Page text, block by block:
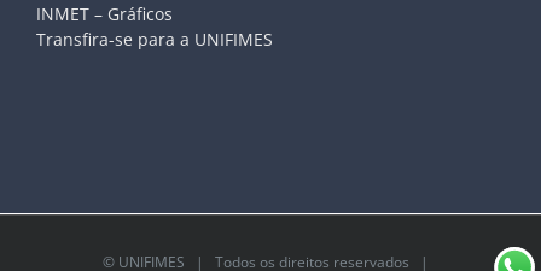
INMET – Gráficos
Transfira-se para a UNIFIMES
© UNIFIMES | Todos os direitos reservados |